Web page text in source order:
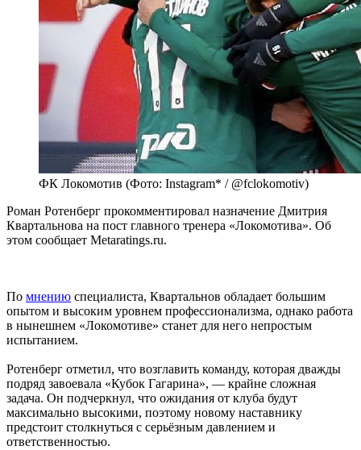
ФК Локомотив (Фото: Instagram* / @fclokomotiv)
Роман Ротенберг прокомментировал назначение Дмитрия
Квартальнова на пост главного тренера «Локомотива». Об
этом сообщает Metaratings.ru.
По мнению специалиста, Квартальнов обладает большим
опытом и высоким уровнем профессионализма, однако работа
в нынешнем «Локомотиве» станет для него непростым
испытанием.
Ротенберг отметил, что возглавить команду, которая дважды
подряд завоевала «Кубок Гагарина», — крайне сложная
задача. Он подчеркнул, что ожидания от клуба будут
максимально высокими, поэтому новому наставнику
предстоит столкнуться с серьёзным давлением и
ответственностью.